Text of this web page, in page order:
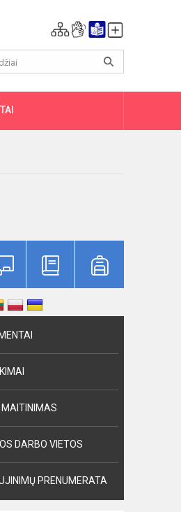
MAITINIMAS
DARBO VIETOS
PRENUMERATA